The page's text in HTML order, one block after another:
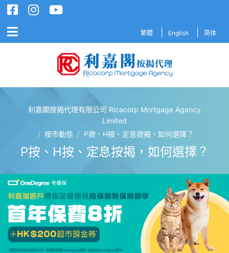
繁體 English 简体
利嘉閣按揭代理有限公司 Ricacorp Mortgage Agency
Limited
/ 按市動態 / P按、H按、定息按揭，如何選擇？
P按、H按、定息按揭，如何選擇？